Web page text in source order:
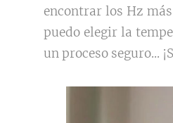
encontrar los Hz
puedo elegir la
un proceso seguro...